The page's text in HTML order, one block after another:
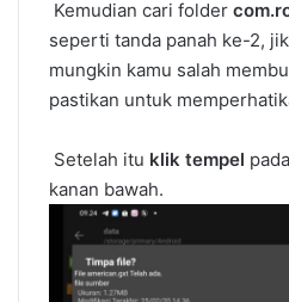
Kemudian cari folder
seperti tanda panah ke-2,
mungkin kamu salah
pastikan untuk
Setelah itu klik tempel
kanan bawah.